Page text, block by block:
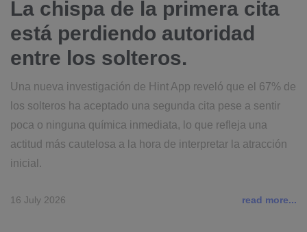
La chispa de la primera cita
está perdiendo autoridad
entre los solteros.
Una nueva investigación de Hint App reveló que el 67% de
los solteros ha aceptado una segunda cita pese a sentir
poca o ninguna química inmediata, lo que refleja una
actitud más cautelosa a la hora de interpretar la atracción
inicial.
16 July 2026 read more...